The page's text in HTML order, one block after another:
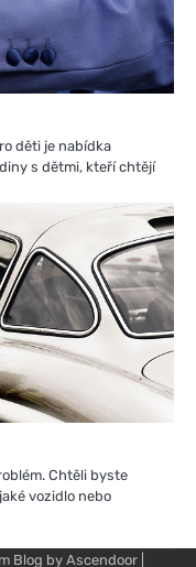
děti je nabídka
s dětmi, kteří chtějí
Chtěli byste
vozidlo nebo
Blog by Ascendoor